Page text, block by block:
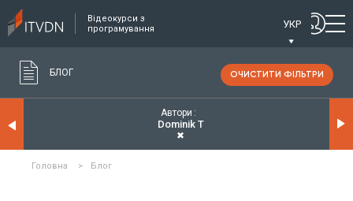
Відеокурси з
програмування
УКР
БЛОГ ОЧИСТИТИ ФІЛЬТРИ
Автори
Dominik T
✖
Головна > Блог